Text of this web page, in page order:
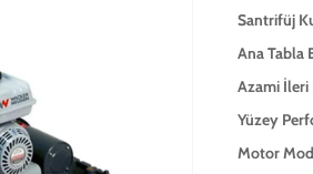
Santrifüj
Ana Tabla
Azami İleri
Yüzey
Motor